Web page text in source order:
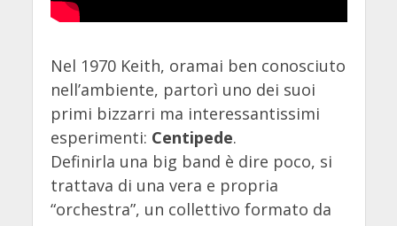
Nel 1970 Keith, oramai ben conosciuto
nell’ambiente, partorì uno dei suoi
primi bizzarri ma interessantissimi
esperimenti: Centipede.
Definirla una big band è dire poco, si
trattava di una vera e propria
“orchestra”, un collettivo formato da